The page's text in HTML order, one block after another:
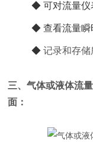
◆ 可对流量仪
◆ 查看流量瞬
◆记录和存
三、气体或液体流
面：